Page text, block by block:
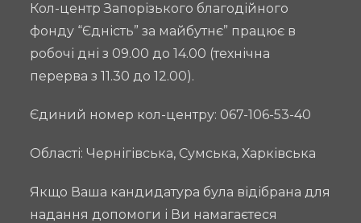
в
місцевих
бюджетах,
вчили
семінарі
ґендерно
бюджетування
Кол-центр Запорізького благодійного
фонду “Єдність” за майбутнє” працює в
робочі дні з 09.00 до 14.00 (технічна
перерва з 11.30 до 12.00).
Єдиний номер кол-центру: 067-106-53-40
Області: Чернігівська, Сумська, Харківська
Якщо Ваша кандидатура була відібрана для
надання допомоги і Ви намагаєтеся